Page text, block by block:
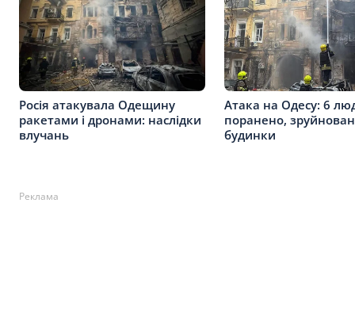
Росія атакувала Одещину
ракетами і дронами: наслідки
влучань
Атака на Одесу: 6
поранено,
будинки
Реклама